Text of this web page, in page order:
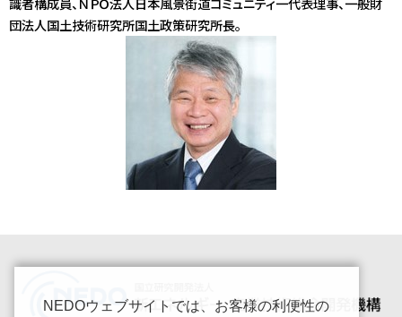
団法人国土技術研究所国土政策研究所長。
NEDOウェブサイトでは、お客様の利便性の